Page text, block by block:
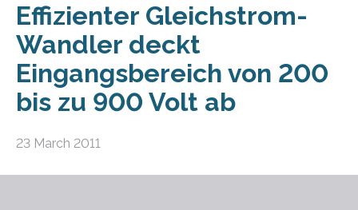
Effizienter Gleichstrom-
Wandler deckt
Eingangsbereich von 200
bis zu 900 Volt ab
23 March 2011